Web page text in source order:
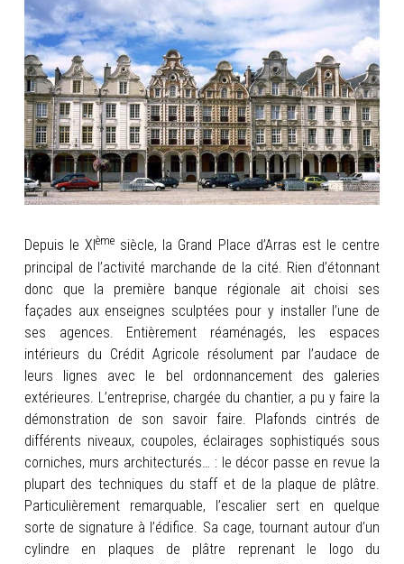
INFOS
PORTFOLIO
CONTACT
Depuis le XIème siècle, la Grand Place d’Arras est le centre
principal de l’activité marchande de la cité. Rien d’étonnant
donc que la première banque régionale ait choisi ses
façades aux enseignes sculptées pour y installer l’une de
ses agences.
Entièrement réaménagés, les espaces
intérieurs du Crédit Agricole résolument par l’audace de
leurs lignes avec le bel ordonnancement des galeries
extérieures. L’entreprise, chargée du chantier, a pu y faire la
démonstration de son savoir faire. Plafonds cintrés de
différents niveaux, coupoles, éclairages sophistiqués sous
corniches, murs architecturés… : le décor passe en revue la
plupart des techniques du staff et de la plaque de plâtre.
Particulièrement remarquable, l’escalier sert en quelque
sorte de signature à l’édifice. Sa cage, tournant autour d’un
cylindre en plaques de plâtre reprenant le logo du